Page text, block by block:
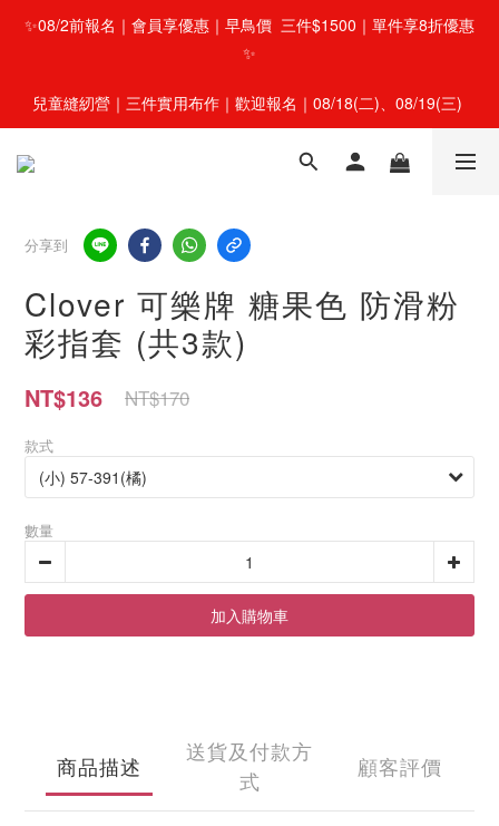
✨08/2前報名｜會員享優惠｜早鳥價  三件$1500｜單件享8折優惠
✨
兒童縫紉營｜三件實用布作｜歡迎報名｜08/18(二)、08/19(三)
分享到
Clover 可樂牌 糖果色 防滑粉
彩指套 (共3款)
NT$136 NT$170
款式
數量
加入購物車
商品描述
送貨及付款方
式
顧客評價